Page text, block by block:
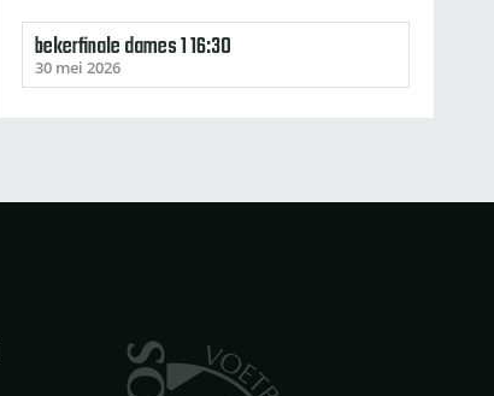
bekerfinale dames 1 16:30
30 mei 2026